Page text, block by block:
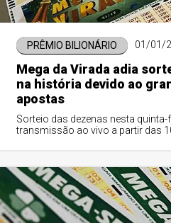
PRÊMIO BILIONÁRIO 01/01/
Mega da Virada adia
na história devido ao
apostas
Sorteio das dezenas nesta quinta-
transmissão ao vivo a partir das